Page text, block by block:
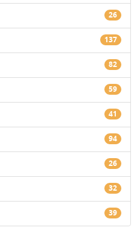
26
137
82
59
41
94
26
32
39